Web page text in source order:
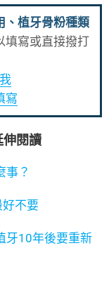
、植牙骨粉種類
填寫或直接撥打
寫
伸閱讀
事？
不要
牙10年後要重新